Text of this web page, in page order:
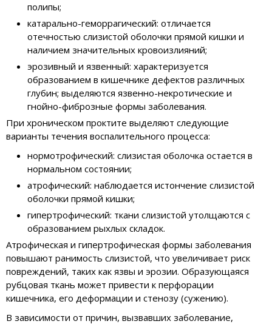
полипы;
катарально-геморрагический: отличается
отечностью слизистой оболочки прямой кишки и
наличием значительных кровоизлияний;
эрозивный и язвенный: характеризуется
образованием в кишечнике дефектов различных
глубин; выделяются язвенно-некротические и
гнойно-фиброзные формы заболевания.
При хроническом проктите выделяют следующие
варианты течения воспалительного процесса:
нормотрофический: слизистая оболочка остается в
нормальном состоянии;
атрофический: наблюдается истончение слизистой
оболочки прямой кишки;
гипертрофический: ткани слизистой утолщаются с
образованием рыхлых складок.
Атрофическая и гипертрофическая формы заболевания
повышают ранимость слизистой, что увеличивает риск
повреждений, таких как язвы и эрозии. Образующаяся
рубцовая ткань может привести к перфорации
кишечника, его деформации и стенозу (сужению).
В зависимости от причин, вызвавших заболевание,